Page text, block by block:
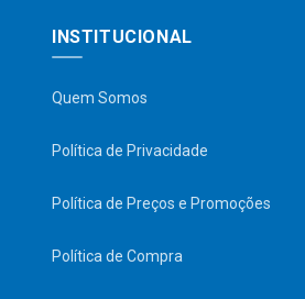
INSTITUCIONAL
Quem Somos
Política de Privacidade
Política de Preços e Promoções
Política de Compra